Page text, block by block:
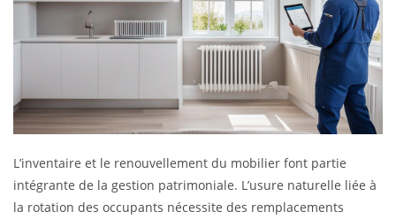
L’inventaire et le renouvellement du mobilier font partie
intégrante de la gestion patrimoniale. L’usure naturelle liée à
la rotation des occupants nécessite des remplacements